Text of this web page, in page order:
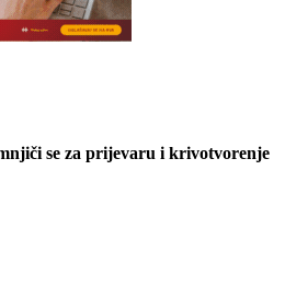
se za prijevaru i krivotvorenje